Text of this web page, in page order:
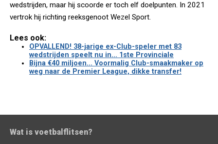
wedstrijden, maar hij scoorde er toch elf doelpunten. In 2021
vertrok hij richting reeksgenoot Wezel Sport.
Lees ook:
OPVALLEND! 38-jarige ex-Club-speler met 83
wedstrijden speelt nu in... 1ste Provinciale
Bijna €40 miljoen... Voormalig Club-smaakmaker op
weg naar de Premier League, dikke transfer!
Wat is voetbalflitsen?